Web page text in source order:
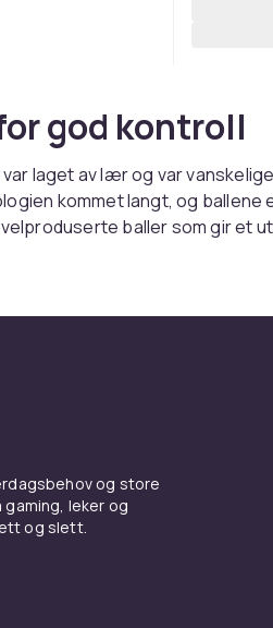
god kontroll
laget av lær og var
kommet langt, og ballene
velproduserte baller som gir et
på
profesjonelle spillere. Velg
ditt.
og store
leker og
og slett.